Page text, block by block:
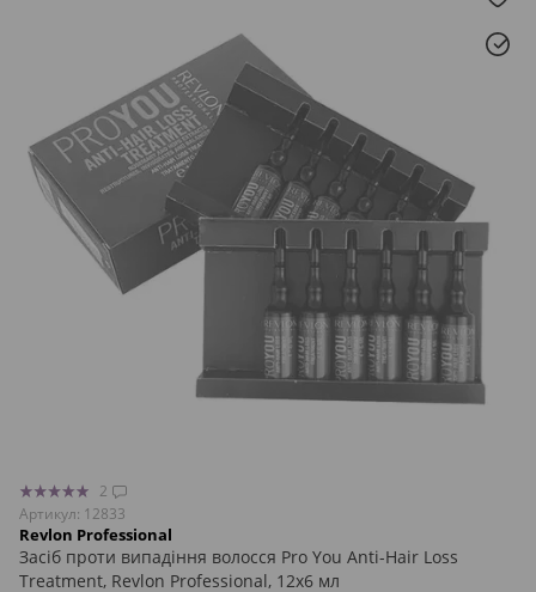
2
Артикул: 12833
Revlon Professional
Засіб проти випадіння волосся Pro You Anti-Hair Loss
Treatment, Revlon Professional, 12х6 мл